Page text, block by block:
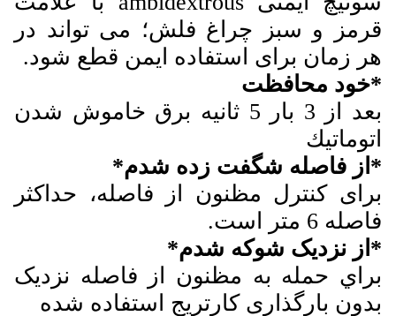
قرمز و سبز چراغ فلش؛ می تواند در
هر زمان برای استفاده ایمن قطع شود.
*خود محافظت
بعد از 3 بار 5 ثانيه برق خاموش شدن
اتوماتيك
*از فاصله شگفت زده شدم*
برای کنترل مظنون از فاصله، حداکثر
فاصله 6 متر است.
*از نزديک شوکه شدم*
براي حمله به مظنون از فاصله نزديک
بدون بارگذاری کارتریج استفاده شده